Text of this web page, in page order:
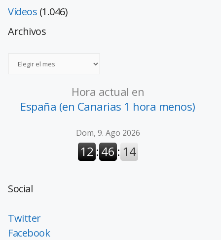
Vídeos (1.046)
Archivos
Hora actual en
España (en Canarias 1 hora menos)
Social
Twitter
Facebook